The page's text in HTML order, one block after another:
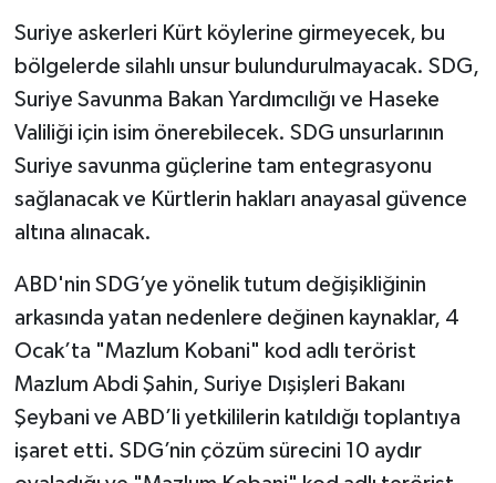
Suriye askerleri Kürt köylerine girmeyecek, bu
bölgelerde silahlı unsur bulundurulmayacak. SDG,
Suriye Savunma Bakan Yardımcılığı ve Haseke
Valiliği için isim önerebilecek. SDG unsurlarının
Suriye savunma güçlerine tam entegrasyonu
sağlanacak ve Kürtlerin hakları anayasal güvence
altına alınacak.
ABD'nin SDG’ye yönelik tutum değişikliğinin
arkasında yatan nedenlere değinen kaynaklar, 4
Ocak’ta "Mazlum Kobani" kod adlı terörist
Mazlum Abdi Şahin, Suriye Dışişleri Bakanı
Şeybani ve ABD’li yetkililerin katıldığı toplantıya
işaret etti. SDG’nin çözüm sürecini 10 aydır